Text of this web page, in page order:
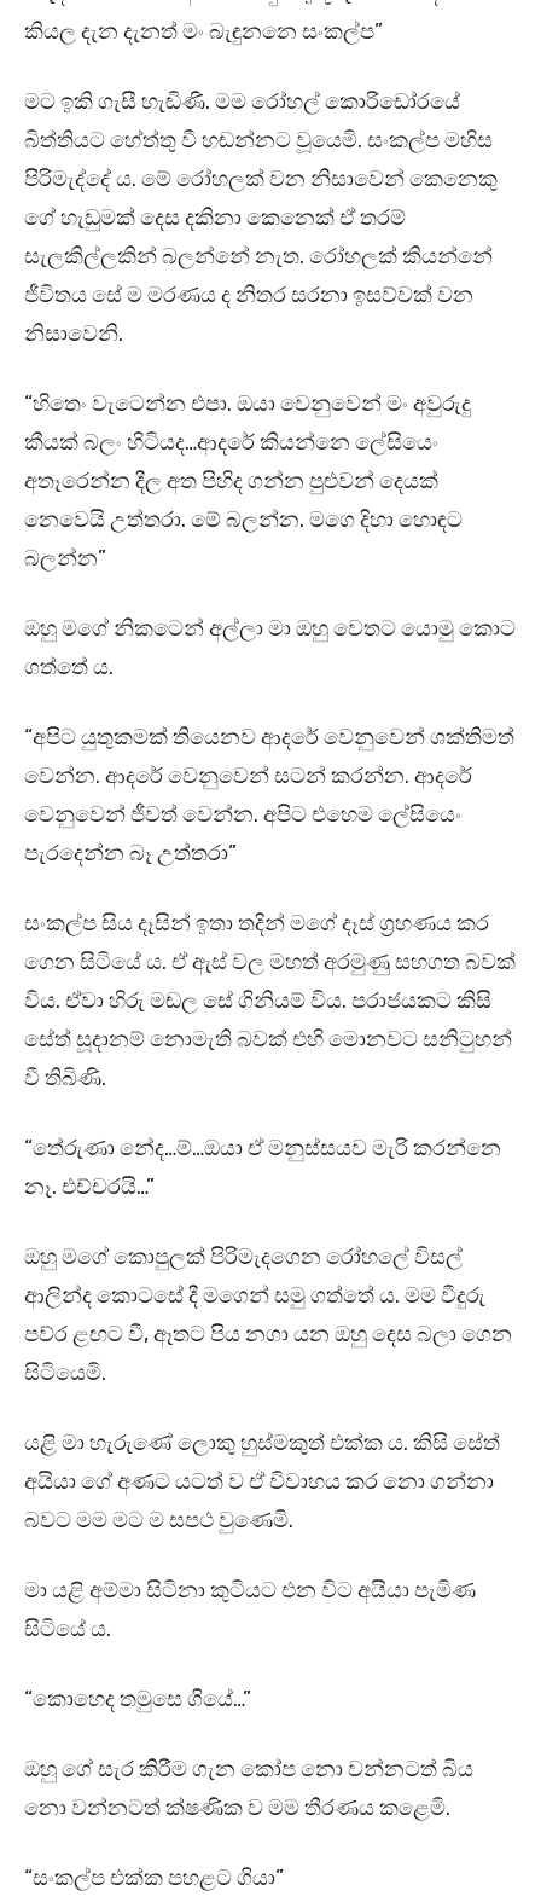
කියල දැන දැනත් මං බැඳුනනෙ සංකල්ප”
මට ඉකි ගැසී හැඬිණි. මම රෝහල් කොරිඩෝරයේ
බිත්තියට හේත්තු වී හඬන්නට වූයෙමි. සංකල්ප මහිස
පිරිමැද්දේ ය. මේ රෝහලක් වන නිසාවෙන් කෙනෙකු
ගේ හැඬුමක් දෙස දකිනා කෙනෙක් ඒ තරම්
සැලකිල්ලකින් බලන්නේ නැත. රෝහලක් කියන්නේ
ජීවිතය සේ ම මරණය ද නිතර සරනා ඉසව්වක් වන
නිසාවෙනි.
“හිතෙං වැටෙන්න එපා. ඔයා වෙනුවෙන් මං අවුරුදු
කීයක් බලං හිටියද…ආදරේ කියන්නෙ ලේසියෙං
අතෑරෙන්න දීල අත පිහිද ගන්න පුළුවන් දෙයක්
නෙවෙයි උත්තරා. මේ බලන්න. මගෙ දිහා හොඳට
බලන්න”
ඔහු මගේ නිකටෙන් අල්ලා මා ඔහු වෙතට යොමු කොට
ගත්තේ ය.
“අපිට යුතුකමක් තියෙනව ආදරේ වෙනුවෙන් ශක්තිමත්
වෙන්න. ආදරේ වෙනුවෙන් සටන් කරන්න. ආදරේ
වෙනුවෙන් ජීවත් වෙන්න. අපිට එහෙම ලේසියෙං
පැරදෙන්න බෑ උත්තරා”
සංකල්ප සිය දෑසින් ඉතා තදින් මගේ දෑස් ග්‍රහණය කර
ගෙන සිටියේ ය. ඒ ඇස් වල මහත් අරමුණු සහගත බවක්
විය. ඒවා හිරු මඬල සේ ගිනියම් විය. පරාජයකට කිසි
සේත් සූදානම් නොමැති බවක් එහි මොනවට සනිටුහන්
වී තිබිණි.
“තේරුණා නේද…ම්…ඔයා ඒ මනුස්සයව මැරි කරන්නෙ
නෑ. එච්චරයි…”
ඔහු මගේ කොපුලක් පිරිමැදගෙන රෝහලේ විසල්
ආලින්ද කොටසේ දී මගෙන් සමු ගත්තේ ය. මම වීදුරු
පව්ර ළඟට වී, ඈතට පිය නගා යන ඔහු දෙස බලා ගෙන
සිටියෙමි.
යළි මා හැරුණේ ලොකු හුස්මකුත් එක්ක ය. කිසි සේත්
අයියා ගේ අණට යටත් ව ඒ විවාහය කර නො ගන්නා
බවට මම මට ම සපථ වුණෙමි.
මා යළි අම්මා සිටිනා කුටියට එන විට අයියා පැමිණ
සිටියේ ය.
“කොහෙද තමුසෙ ගියේ…”
ඔහු ගේ සැර කිරීම ගැන කෝප නො වන්නටත් බිය
නො වන්නටත් ක්ෂණික ව මම තීරණය කළෙමි.
“සංකල්ප එක්ක පහළට ගියා”